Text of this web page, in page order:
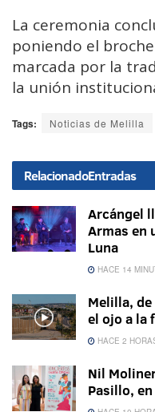
La ceremonia
poniendo el
marcada por la
la unión
Tags: Noticias de Melilla
RelacionadoEntradas
Arcángel
Armas en
Luna
HACE 14
Melilla,
el ojo a la
HACE 2
Nil
Pasillo,